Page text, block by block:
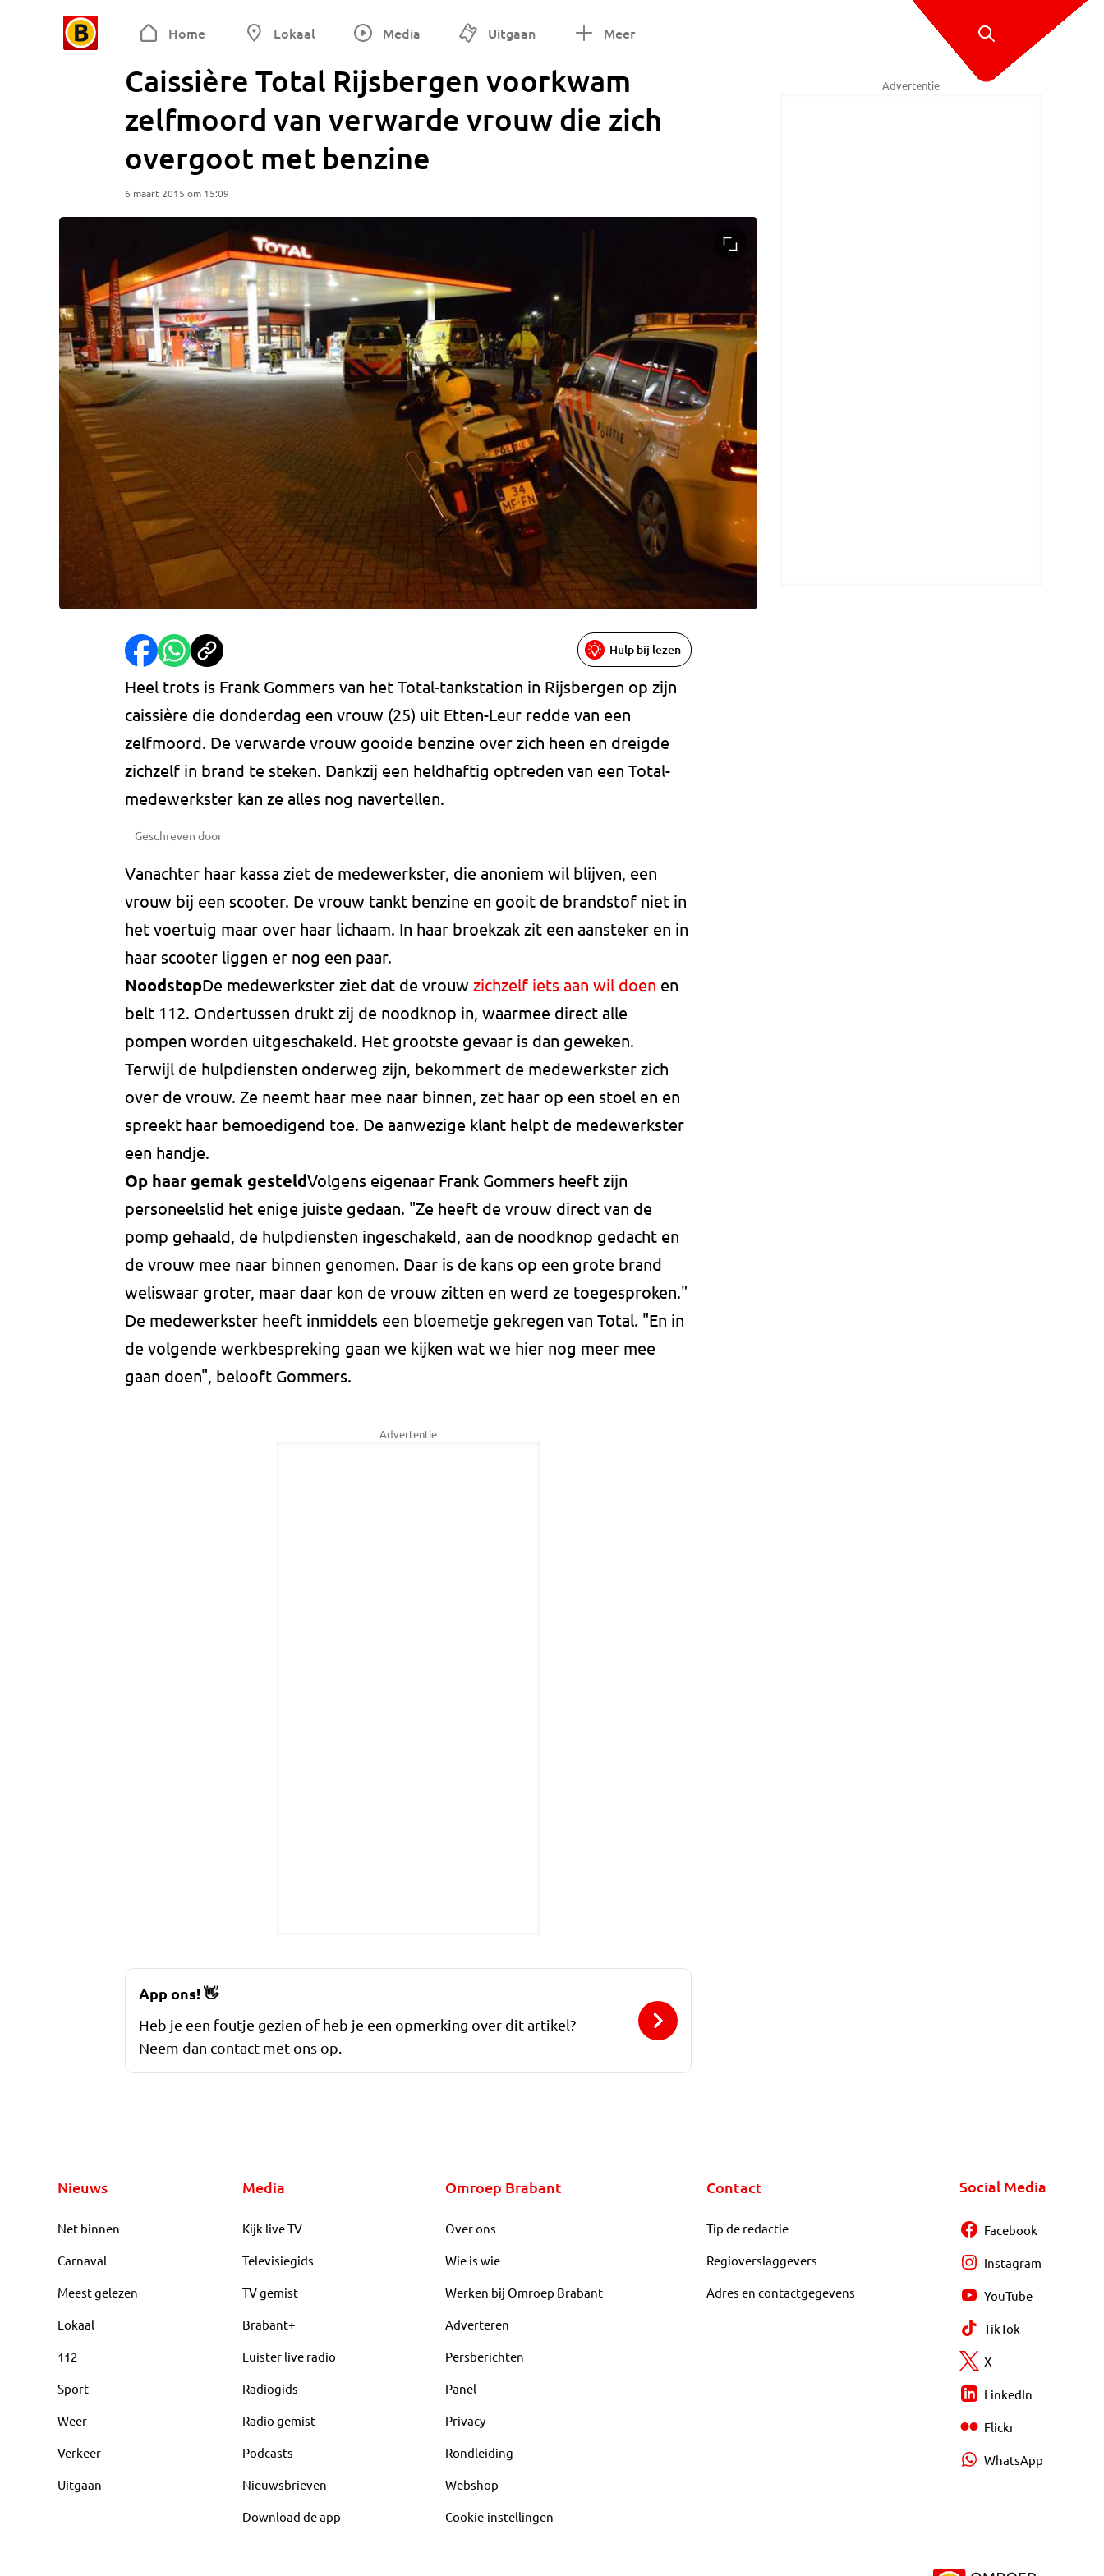
Home Lokaal Media Uitgaan Meer
Caissière Total Rijsbergen voorkwam
zelfmoord van verwarde vrouw die zich
overgoot met benzine
6 maart 2015 om 15:09
Hulp bij lezen
Heel trots is Frank Gommers van het Total-tankstation in Rijsbergen op zijn
caissière die donderdag een vrouw (25) uit Etten-Leur redde van een
zelfmoord. De verwarde vrouw gooide benzine over zich heen en dreigde
zichzelf in brand te steken. Dankzij een heldhaftig optreden van een Total-
medewerkster kan ze alles nog navertellen.
Geschreven door
Vanachter haar kassa ziet de medewerkster, die anoniem wil blijven, een
vrouw bij een scooter. De vrouw tankt benzine en gooit de brandstof niet in
het voertuig maar over haar lichaam. In haar broekzak zit een aansteker en in
haar scooter liggen er nog een paar.
NoodstopDe medewerkster ziet dat de vrouw zichzelf iets aan wil doen en
belt 112. Ondertussen drukt zij de noodknop in, waarmee direct alle
pompen worden uitgeschakeld. Het grootste gevaar is dan geweken.
Terwijl de hulpdiensten onderweg zijn, bekommert de medewerkster zich
over de vrouw. Ze neemt haar mee naar binnen, zet haar op een stoel en en
spreekt haar bemoedigend toe. De aanwezige klant helpt de medewerkster
een handje.
Op haar gemak gesteldVolgens eigenaar Frank Gommers heeft zijn
personeelslid het enige juiste gedaan. "Ze heeft de vrouw direct van de
pomp gehaald, de hulpdiensten ingeschakeld, aan de noodknop gedacht en
de vrouw mee naar binnen genomen. Daar is de kans op een grote brand
weliswaar groter, maar daar kon de vrouw zitten en werd ze toegesproken."
De medewerkster heeft inmiddels een bloemetje gekregen van Total. "En in
de volgende werkbespreking gaan we kijken wat we hier nog meer mee
gaan doen", belooft Gommers.
Advertentie
Advertentie
App ons!👋
Heb je een foutje gezien of heb je een opmerking over dit artikel?
Neem dan contact met ons op.
Nieuws
Net binnen
Carnaval
Meest gelezen
Lokaal
112
Sport
Weer
Verkeer
Uitgaan
Media
Kijk live TV
Televisiegids
TV gemist
Brabant+
Luister live radio
Radiogids
Radio gemist
Podcasts
Nieuwsbrieven
Download de app
Omroep Brabant
Over ons
Wie is wie
Werken bij Omroep Brabant
Adverteren
Persberichten
Panel
Privacy
Rondleiding
Webshop
Cookie-instellingen
Contact
Tip de redactie
Regioverslaggevers
Adres en contactgegevens
Social Media
Facebook
Instagram
YouTube
TikTok
X
LinkedIn
Flickr
WhatsApp